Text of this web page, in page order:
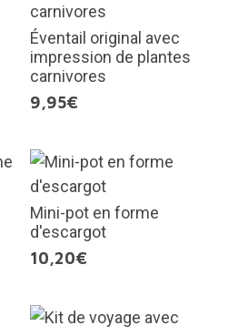
Éventail original avec
impression de plantes
carnivores
9,95€
Mini-pot en forme
d'escargot
10,20€